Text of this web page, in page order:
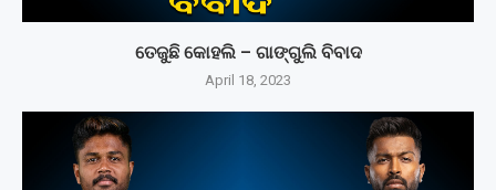
ତେଜୁଛି କୋହଲି – ଗାଙ୍ଗୁଲି ବିବାଦ
April 18, 2023